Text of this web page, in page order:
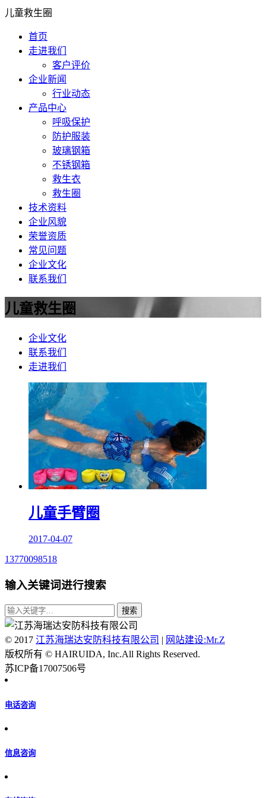
儿童救生圈
首页
走进我们
客户评价
企业新闻
行业动态
产品中心
呼吸保护
防护服装
玻璃钢箱
不锈钢箱
救生衣
救生圈
技术资料
企业风貌
荣誉资质
常见问题
企业文化
联系我们
儿童救生圈
企业文化
联系我们
走进我们
儿童手臂圈
2017-04-07
13770098518
输入关键词进行搜索
© 2017 江苏海瑞达安防科技有限公司 | 网站建设:Mr.Z
版权所有 © HAIRUIDA, Inc.All Rights Reserved.
苏ICP备17007506号
电话咨询
信息咨询